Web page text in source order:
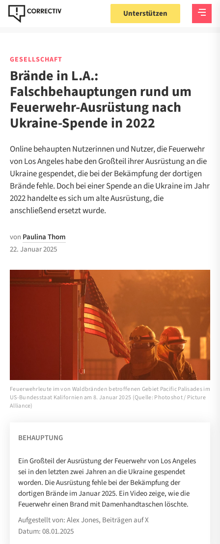
Unterstützen
GESELLSCHAFT
Brände in L.A.:
Falschbehauptungen rund um
Feuerwehr-Ausrüstung nach
Ukraine-Spende in 2022
Online behaupten Nutzerinnen und Nutzer, die Feuerwehr
von Los Angeles habe den Großteil ihrer Ausrüstung an die
Ukraine gespendet, die bei der Bekämpfung der dortigen
Brände fehle. Doch bei einer Spende an die Ukraine im Jahr
2022 handelte es sich um alte Ausrüstung, die
anschließend ersetzt wurde.
von Paulina Thom
22. Januar 2025
Feuerwehrleute im von Waldbränden betroffenen Gebiet Pacific Palisades im
US-Bundesstaat Kalifornien am 8. Januar 2025 (Quelle: Photoshot / Picture
Alliance)
BEHAUPTUNG
Ein Großteil der Ausrüstung der Feuerwehr von Los Angeles
sei in den letzten zwei Jahren an die Ukraine gespendet
worden. Die Ausrüstung fehle bei der Bekämpfung der
dortigen Brände im Januar 2025. Ein Video zeige, wie die
Feuerwehr einen Brand mit Damenhandtaschen löschte.
Aufgestellt von: Alex Jones, Beiträgen auf X
Datum: 08.01.2025